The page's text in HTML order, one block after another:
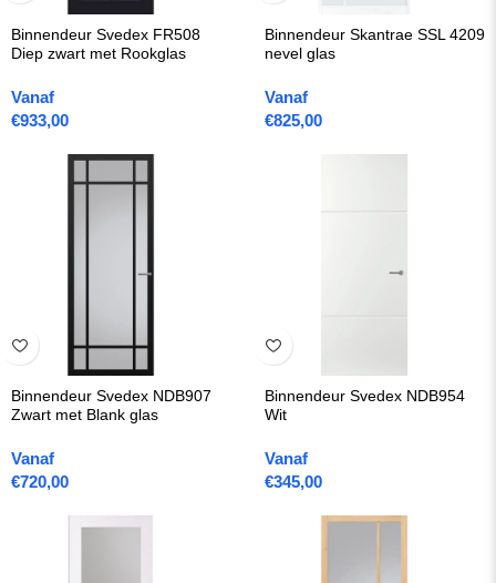
Binnendeur Svedex FR508
Diep zwart met Rookglas
Vanaf
€933,00
Binnendeur Skantrae SSL 4209
nevel glas
Vanaf
€825,00
Binnendeur Svedex NDB907
Zwart met Blank glas
Vanaf
€720,00
Binnendeur Svedex NDB954
Wit
Vanaf
€345,00